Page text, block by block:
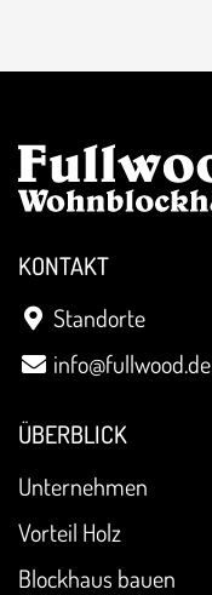
KONTAKT
Standorte
info@fullwood.de
ÜBERBLICK
Unternehmen
Vorteil Holz
Blockhaus bauen